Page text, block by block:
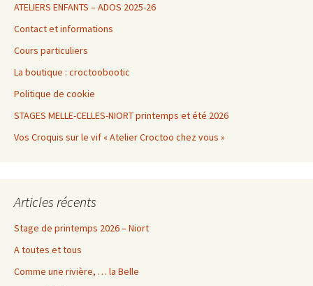
ATELIERS ENFANTS – ADOS 2025-26
Contact et informations
Cours particuliers
La boutique : croctoobootic
Politique de cookie
STAGES MELLE-CELLES-NIORT printemps et été 2026
Vos Croquis sur le vif « Atelier Croctoo chez vous »
Articles récents
Stage de printemps 2026 – Niort
A toutes et tous
Comme une rivière, … la Belle